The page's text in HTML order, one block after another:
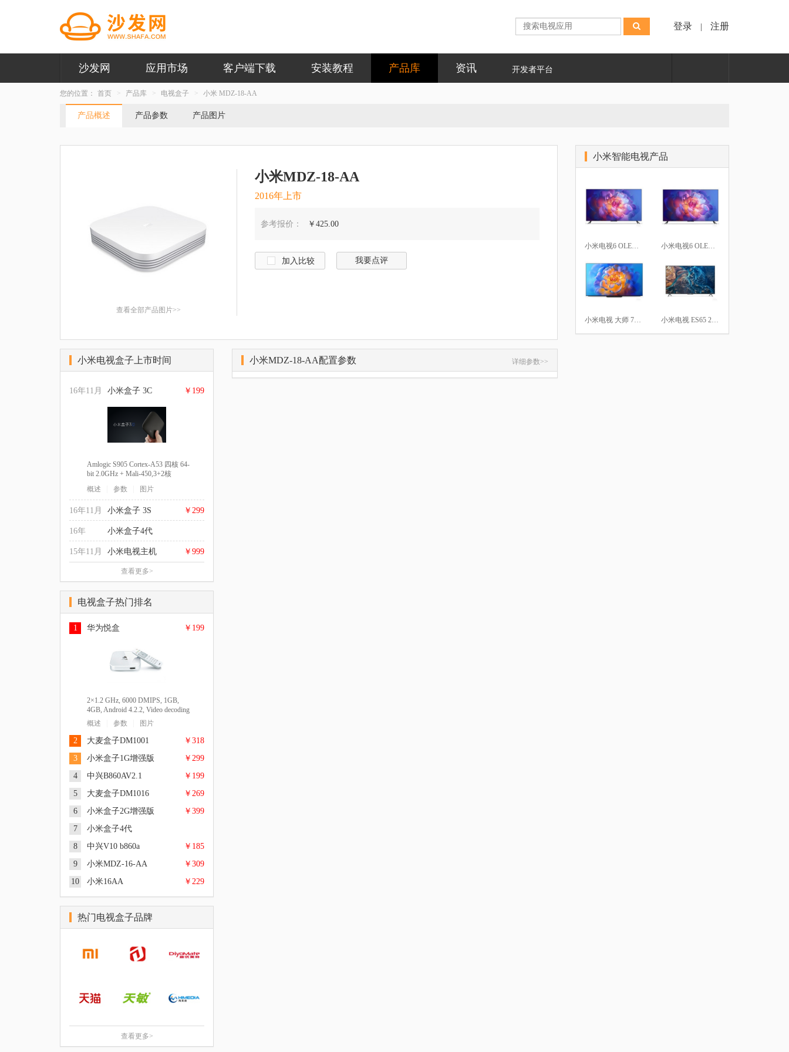
登录 注册
沙发网 应用市场 客户端下载 安装教程 产品库 资讯 开发者平台
您的位置： 首页 产品库 电视盒子 小米 MDZ-18-AA
产品概述 产品参数 产品图片
查看全部产品图片>>
小米MDZ-18-AA
2016年上市
参考报价： ￥425.00
加入比较 我要点评
小米MDZ-18-AA配置参数 详细参数>>
小米电视盒子上市时间
16年11月 小米盒子 3C ￥199
Amlogic S905 Cortex-A53 四核 64-
bit 2.0GHz + Mali-450,3+2核
eMMC5.0 高速闪存, 通过Google
CTS认证的安卓5.0系统, 4K(3840 x
2160), USB 2.0 x 2个；HDMI 2.0 x
1个, 长度：101mm 宽度：101mm
厚度：19.5mm, 176.5g
概述 参数 图片
16年11月 小米盒子 3S ￥299
Amlogic S905X Cortex-A53 四核
64-bit 2.0GHz + Mali-450,3+2核
750MHz, 2GB DDR3, 8GB
eMMC5.1 高速闪存, 通过Google
CTS认证的安卓6.0系统, 4K(3840 x
2160) HDR, USB 2.0 x 2个；HDMI
101mm 厚度：19.5mm, 176.5g
概述 参数 图片
16年 小米盒子4代
四核 Cortex-A53， 64-bit 2.0GHz
架构 + 五核 Mali-450， 750MHz,
2GB, 8GB, Android,
4K/1080p/1080i/720p/576p/480p,
1/AV*1, 101*101-19.5mm, 176.5g
概述 | 参数
15年11月 小米电视主机 ￥999
Andriod 5.1MIUITV智能电视系统,
2GB, 8GB,
4K/1080p/1080i/720p/576p/480p,
HDMI 2.0* 3, HDMI2.0 * 3, 961 x
参数 图片
查看更多>
电视盒子热门排名
1 华为悦盒 ￥199
2×1.2 GHz, 6000 DMIPS, 1GB,
4GB, Android 4.2.2, Video decoding
up to 1080p@30Hz, 1 × Mini AV
interface, 1 × HDMI, 1 × Optical for
SPDIF, 25×130×130 mm (0.98 in. ×
概述 参数 图片
2 大麦盒子DM1001 ￥318
双核 CPU Cortex-A9架构 1.5GHz,
1GB, 4GB, Android4.2, 1080P, 支持
HDMI线接口,
110.45*107.15*30.90mm
3 小米盒子1G增强版 ￥299
四核 CPU Cortex-A9架构 2.0GHz +
八核 GPU Mali-450MP6 600MHz,
1GB DDR3双通道, 4GB eMMC,
Android 4.4, 4K(3840×2160),
HDMI接口,CVBS复合视频,AV端
子, 支持数字音频输出（SPDIF）,
101*101*19.5mm
4 中兴B860AV2.1 ￥199
Amlogic 四核A53@2.0GHz, 1GB
DDR3双通道, 安卓 Android, 4K、
1080P、1080i、720P, 1个
HDMI2.0b高清音视频接口、1个
MINI AV接口, 1个HDMI2.0b高清
音视频接口、1个MINI AV接口,
165.5mm*159.5mm*77.5mm, 0.25kg
5 大麦盒子DM1016 ￥269
cortex A7, DDR3 1GB, 安卓4.4,
480p/i,576p/i,720p,1080p/i,4K,
USB3.0*1 HDMI*1,
6 小米盒子2G增强版 ￥399
四核 CPU Cortex-A9架构 2.0GHz +
存, Android 4.4, 4K(3840×2160),
HDMI接口,CVBS复合视频,AV端
子, 支持数字音频输出（SPDIF）,
概述 | 参数 | 图片
7 小米盒子4代
架构 + 五核 Mali-450， 750MHz,
2GB, 8GB, Android,
4K/1080p/1080i/720p/576p/480p,
1/AV*1, 101*101-19.5mm, 176.5g
概述 | 参数 | 图片
8 中兴V10 b860a ￥185
四核 CPU amlogic A9, 1GB, 4GB,
Android, 3840 x 2160, HDMI X1，
9 小米MDZ-16-AA ￥309
概述
| 图片
10 小米16AA ￥229
Cortex-A9，四核2.0GHz, 1, 安卓
5.0, 1920x1080, HDMI, AV, USB,
热门电视盒子品牌
查看更多>
小米智能电视产品
小米电视6 OLED 65英寸 小米电视6 OLED 55英寸
小米电视 大师 77英寸 OLED 小米电视 ES65 2022款